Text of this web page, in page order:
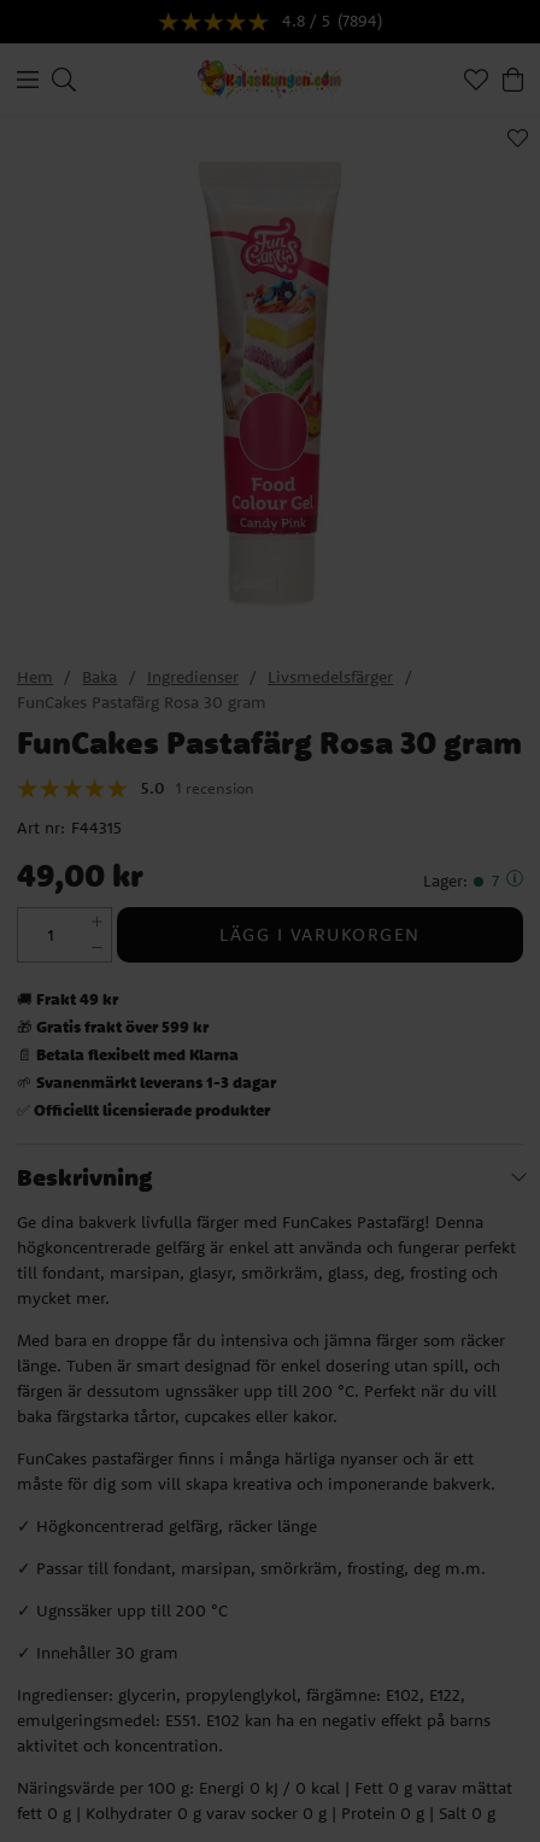
4.8 / 5 (7894)
Hem Baka Ingredienser
Livsmedelsfärger
FunCakes Pastafärg Rosa 30 gram
FunCakes Pastafärg Rosa 30 gram
5.0 1 recension
Art nr: F44315
Pris: 49,00 kr
49,00 kr Lager: 7
LÄGG I VARUKORGEN
🚚 Frakt 49 kr
🎁 Gratis frakt över 599 kr
📄 Betala flexibelt med Klarna
🌱 Svanenmärkt leverans 1-3 dagar
✅ Officiellt licensierade produkter
Beskrivning
Ge dina bakverk livfulla färger med FunCakes Pastafärg! Denna
högkoncentrerade gelfärg är enkel att använda och fungerar perfekt
till fondant, marsipan, glasyr, smörkräm, glass, deg, frosting och
mycket mer.
Med bara en droppe får du intensiva och jämna färger som räcker
länge. Tuben är smart designad för enkel dosering utan spill, och
färgen är dessutom ugnssäker upp till 200 °C. Perfekt när du vill
baka färgstarka tårtor, cupcakes eller kakor.
FunCakes pastafärger finns i många härliga nyanser och är ett
måste för dig som vill skapa kreativa och imponerande bakverk.
✓ Högkoncentrerad gelfärg, räcker länge
✓ Passar till fondant, marsipan, smörkräm, frosting, deg m.m.
✓ Ugnssäker upp till 200 °C
✓ Innehåller 30 gram
Ingredienser: glycerin, propylenglykol, färgämne: E102, E122,
emulgeringsmedel: E551. E102 kan ha en negativ effekt på barns
aktivitet och koncentration.
Näringsvärde per 100 g: Energi 0 kJ / 0 kcal | Fett 0 g varav mättat
fett 0 g | Kolhydrater 0 g varav socker 0 g | Protein 0 g | Salt 0 g